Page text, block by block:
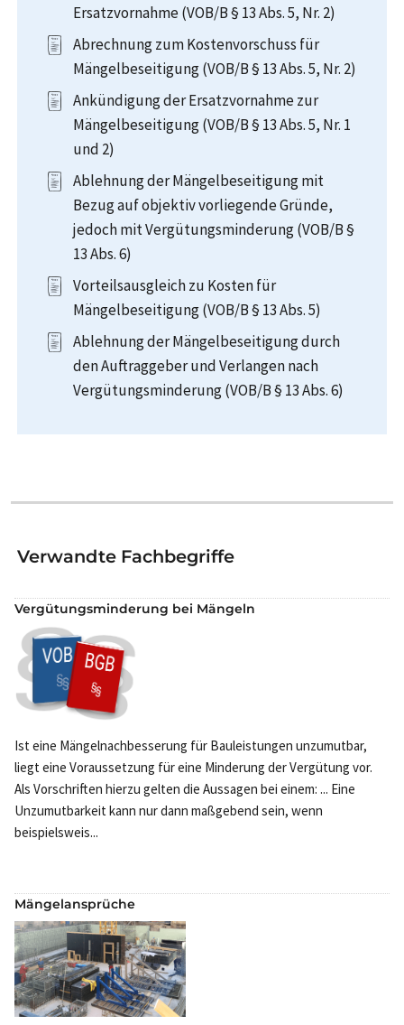
Ersatzvornahme (VOB/B § 13 Abs. 5, Nr. 2)
Abrechnung zum Kostenvorschuss für
Mängelbeseitigung (VOB/B § 13 Abs. 5, Nr. 2)
Ankündigung der Ersatzvornahme zur
Mängelbeseitigung (VOB/B § 13 Abs. 5, Nr. 1
und 2)
Ablehnung der Mängelbeseitigung mit
Bezug auf objektiv vorliegende Gründe,
jedoch mit Vergütungsminderung (VOB/B §
13 Abs. 6)
Vorteilsausgleich zu Kosten für
Mängelbeseitigung (VOB/B § 13 Abs. 5)
Ablehnung der Mängelbeseitigung durch
den Auftraggeber und Verlangen nach
Vergütungsminderung (VOB/B § 13 Abs. 6)
Verwandte Fachbegriffe
Vergütungsminderung bei Mängeln
Ist eine Mängelnachbesserung für Bauleistungen unzumutbar,
liegt eine Voraussetzung für eine Minderung der Vergütung vor.
Als Vorschriften hierzu gelten die Aussagen bei einem: ... Eine
Unzumutbarkeit kann nur dann maßgebend sein, wenn
beispielsweis...
Mängelansprüche